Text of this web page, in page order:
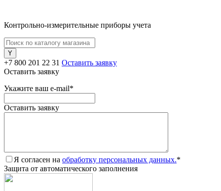
Контрольно-измерительные приборы учета
+7 800 201 22 31 Оставить заявку
Оставить заявку
Укажите ваш e-mail*
Оставить заявку
Я согласен на обработку персональных данных.*
Защита от автоматического заполнения